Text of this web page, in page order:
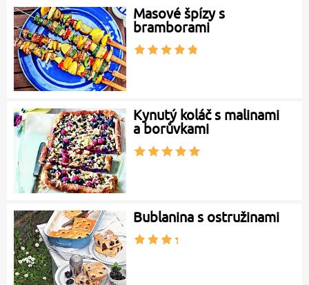
Masové špízy s
bramborami
Kynutý koláč s malinami
a borůvkami
Bublanina s ostružinami